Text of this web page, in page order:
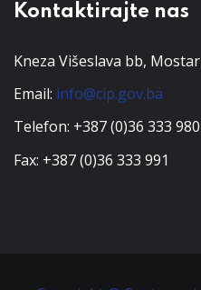
Kontaktirajte nas
Kneza Višeslava bb,
Email: info@cip.gov.ba
Telefon: +387 (0)36 333 980
Fax: +387 (0)36 333 991